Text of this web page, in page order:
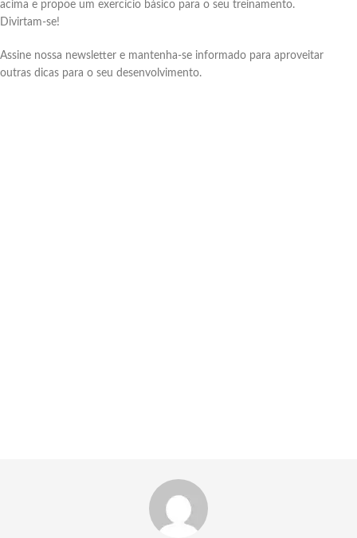
acima e propõe um exercício básico para o seu treinamento.
Divirtam-se!
Assine nossa newsletter e mantenha-se informado para aproveitar
outras dicas para o seu desenvolvimento.